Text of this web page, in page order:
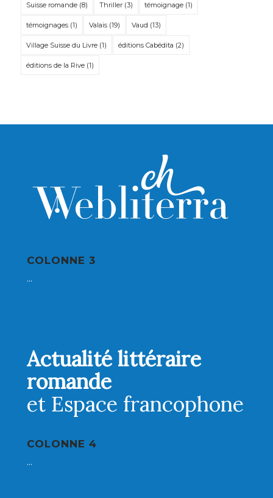
Suisse romande(8) Thriller(3) témoignage(1)
témoignages(1) Valais(19) Vaud (13)
Village Suisse du Livre(1) éditions Cabédita (2)
éditions de la Rive(1)
COLONNE 3
...
Actualité littéraire
romande
et Espace francophone
COLONNE 4
...